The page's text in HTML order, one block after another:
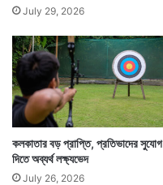
July 29, 2026
কলকাতার বড় প্রাপ্তি, প্রতিভাদের সুযোগ
দিতে অব্যর্থ লক্ষ্যভেদ
July 26, 2026